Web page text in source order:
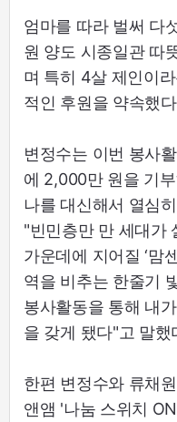
엄마를 따라 벌써 다
원 양도 시종일관 따
며 특히 4살 제인이
적인 후원을 약속했
변정수는 이번 봉사
에 2,000만 원을 기
나를 대신해서 열심
"빈민층만 만 세대가
가운데에 지어질 ‘맘
역을 비추는 한줄기
봉사활동을 통해 내
을 갖게 됐다"고 말했
한편 변정수와 류채
앤앰 '나눔 스위치